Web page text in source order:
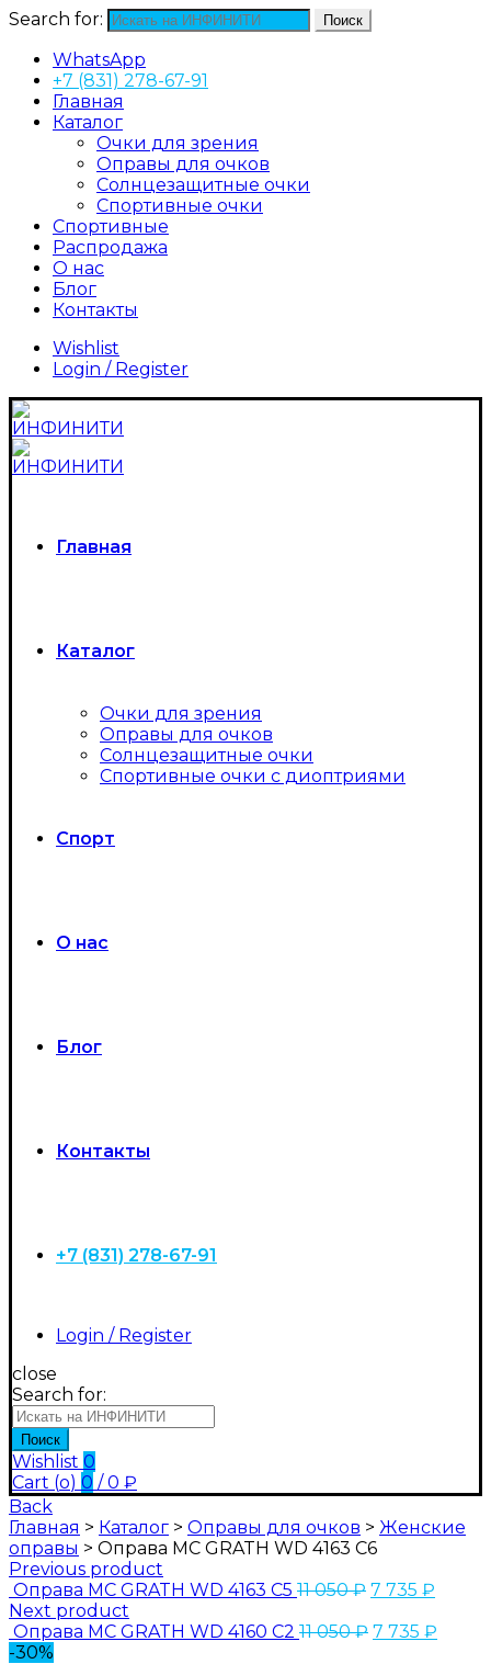
Search for: Поиск
WhatsApp
+7 (831) 278-67-91
Главная
Каталог
Очки для зрения
Оправы для очков
Солнцезащитные очки
Спортивные очки
Спортивные
Распродажа
О нас
Блог
Контакты
Wishlist
Login / Register
Главная
Каталог
Очки для зрения
Оправы для очков
Солнцезащитные очки
Спортивные очки с диоптриями
Спорт
О нас
Блог
Контакты
+7 (831) 278-67-91
Login / Register
close
Search for:
Поиск
Wishlist 0
Cart (o) 0 / 0 ₽
Back
Главная > Каталог > Оправы для очков > Женские
оправы > Оправа MC GRATH WD 4163 C6
Previous product
Оправа MC GRATH WD 4163 C5 11 050₽ 7 735 ₽
Next product
Оправа MC GRATH WD 4160 C2 11 050₽ 7 735 ₽
-30%